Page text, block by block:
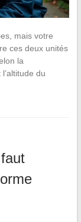
mais votre
ces deux unités
la
du